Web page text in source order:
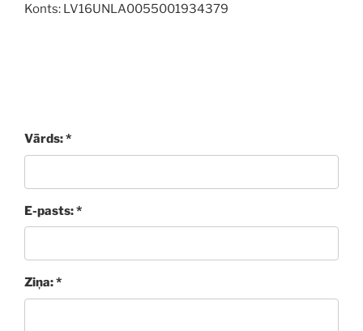
Konts: LV16UNLA0055001934379
Vārds: *
E-pasts: *
Ziņa: *